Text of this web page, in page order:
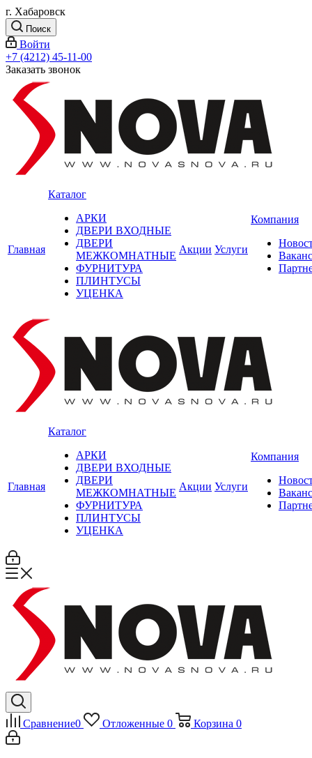
г. Хабаровск
Поиск
Войти
+7 (4212) 45-11-00
Заказать звонок
Главная
Каталог
АРКИ
ДВЕРИ ВХОДНЫЕ
ДВЕРИ
МЕЖКОМНАТНЫЕ
ФУРНИТУРА
ПЛИНТУСЫ
УЦЕНКА
Акции Услуги
Компания
Главная
Каталог
АРКИ
ДВЕРИ ВХОДНЫЕ
ДВЕРИ
МЕЖКОМНАТНЫЕ
ФУРНИТУРА
ПЛИНТУСЫ
УЦЕНКА
Акции Услуги
Компания
Сравнение0 Отложенные 0 Корзина 0